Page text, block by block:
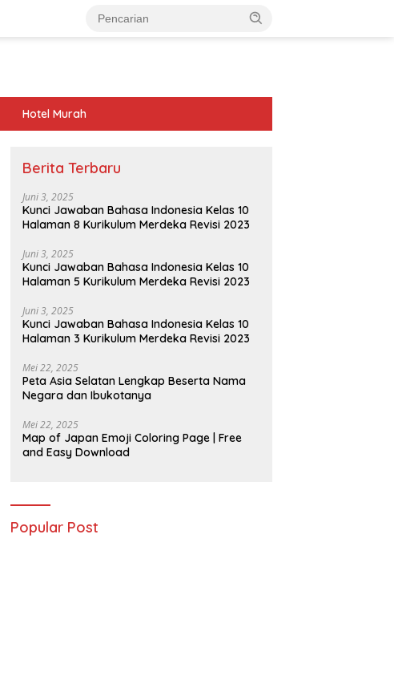
Hotel Murah
Berita Terbaru
Juni 3, 2025
Kunci Jawaban Bahasa Indonesia Kelas 10
Halaman 8 Kurikulum Merdeka Revisi 2023
Juni 3, 2025
Kunci Jawaban Bahasa Indonesia Kelas 10
Halaman 5 Kurikulum Merdeka Revisi 2023
Juni 3, 2025
Kunci Jawaban Bahasa Indonesia Kelas 10
Halaman 3 Kurikulum Merdeka Revisi 2023
Mei 22, 2025
Peta Asia Selatan Lengkap Beserta Nama
Negara dan Ibukotanya
Mei 22, 2025
Map of Japan Emoji Coloring Page | Free
and Easy Download
Popular Post